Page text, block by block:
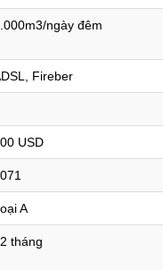
ngày đêm
Fireber
USD
A
tháng